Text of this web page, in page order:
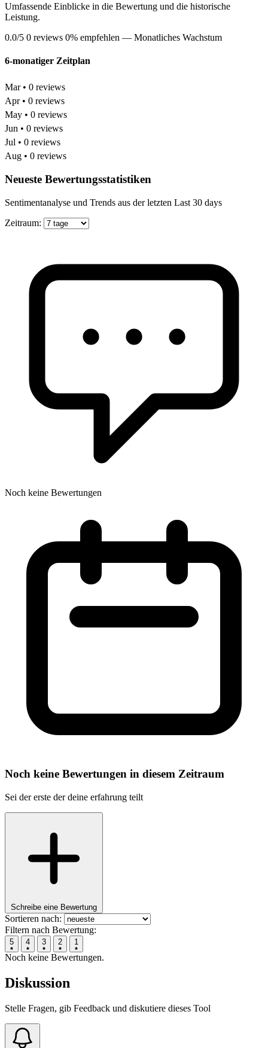
Umfassende Einblicke in die Bewertung und die historische
Leistung.
0.0/5 0 reviews 0% empfehlen — Monatliches Wachstum
6-monatiger Zeitplan
Mar • 0 reviews
Apr • 0 reviews
May • 0 reviews
Jun • 0 reviews
Jul • 0 reviews
Aug • 0 reviews
Neueste Bewertungsstatistiken
Sentimentanalyse und Trends aus der letzten Last 30 days
Zeitraum:
Noch keine Bewertungen
Noch keine Bewertungen in diesem Zeitraum
Sei der erste der deine erfahrung teilt
Schreibe eine Bewertung
Sortieren nach:
Filtern nach Bewertung:
5 4 3 2 1
Noch keine Bewertungen.
Diskussion
Stelle Fragen, gib Feedback und diskutiere dieses Tool